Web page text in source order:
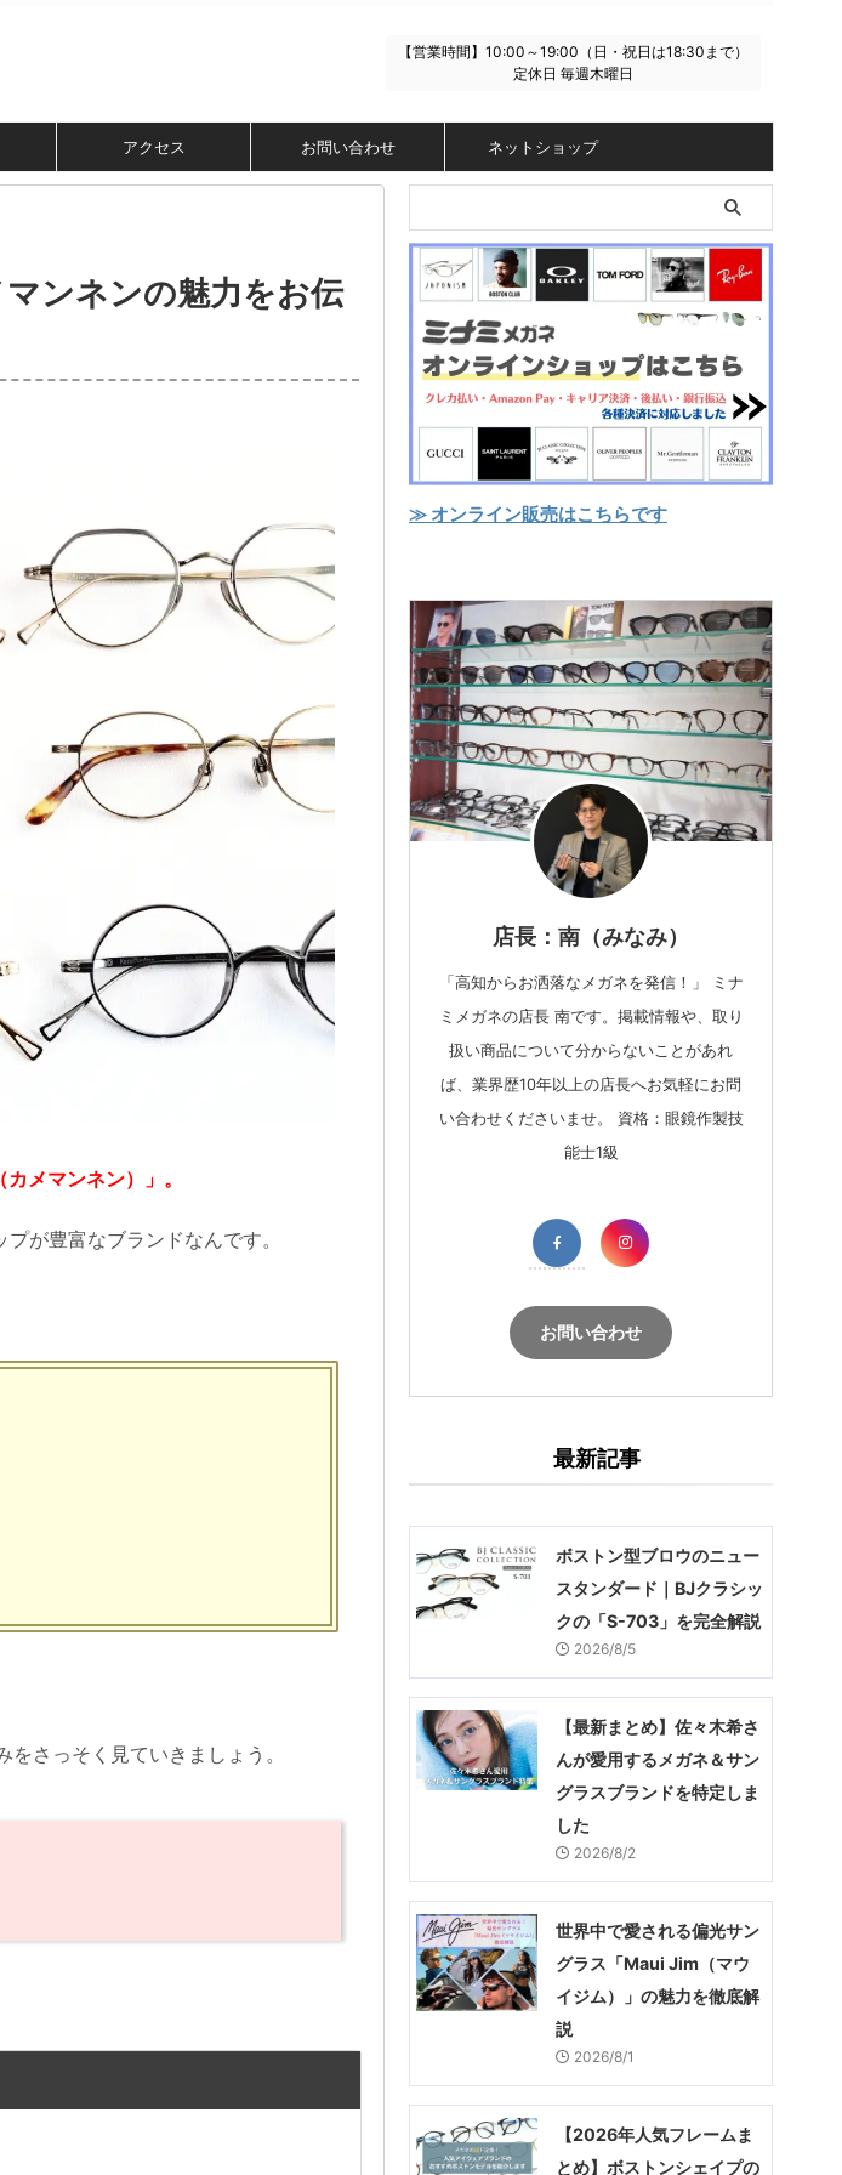
【営業時間】10:00～19:00（日・祝日は18:30まで）
定休日 毎週木曜日
アクセス お問い合わせ ネットショップ
ンネンの魅力をお伝
メマンネン）」。
が豊富なブランドなんです。
さっそく見ていきましょう。
≫ オンライン販売はこちらです
店長：南（みなみ）
「高知からお洒落なメガネを発信！」 ミナ
ミメガネの店長 南です。掲載情報や、取り
扱い商品について分からないことがあれ
ば、業界歴10年以上の店長へお気軽にお問
い合わせくださいませ。 資格：眼鏡作製技
能士1級
お問い合わせ
最新記事
ボストン型ブロウのニュー
スタンダード｜BJクラシッ
クの「S-703」を完全解説
2026/8/5
【最新まとめ】佐々木希さ
んが愛用するメガネ＆サン
グラスブランドを特定しま
した
2026/8/2
世界中で愛される偏光サン
グラス「Maui Jim（マウ
イジム）」の魅力を徹底解
説
2026/8/1
【2026年人気フレームま
とめ】ボストンシェイプの